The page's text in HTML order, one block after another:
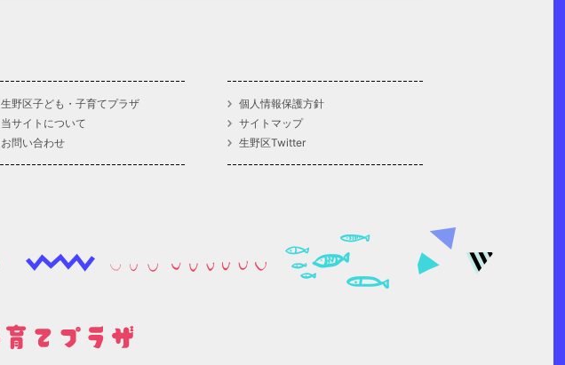
生野区子ども・子育てプラザ
当サイトについて
お問い合わせ
個人情報保護方針
サイトマップ
生野区Twitter